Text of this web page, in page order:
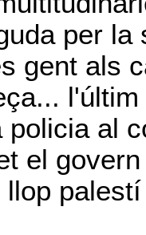
per
gent als
policia al
el
llop